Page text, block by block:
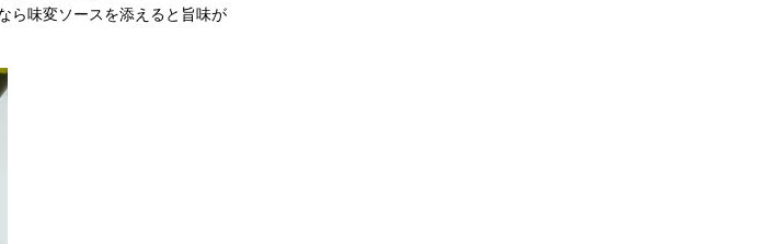
ら味変ソースを添えると旨味が